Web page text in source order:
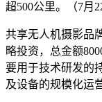
超500公里。（7月
共享无人机摄影品
略投资，总金额
要用于技术研发的
及设备的规模化运